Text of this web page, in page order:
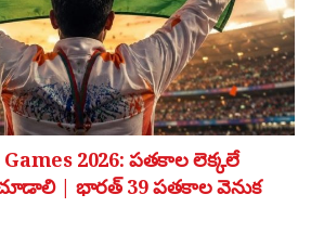
2026: పతకాల లెక్కలే
| భారత్ 39 పతకాల వెనుక